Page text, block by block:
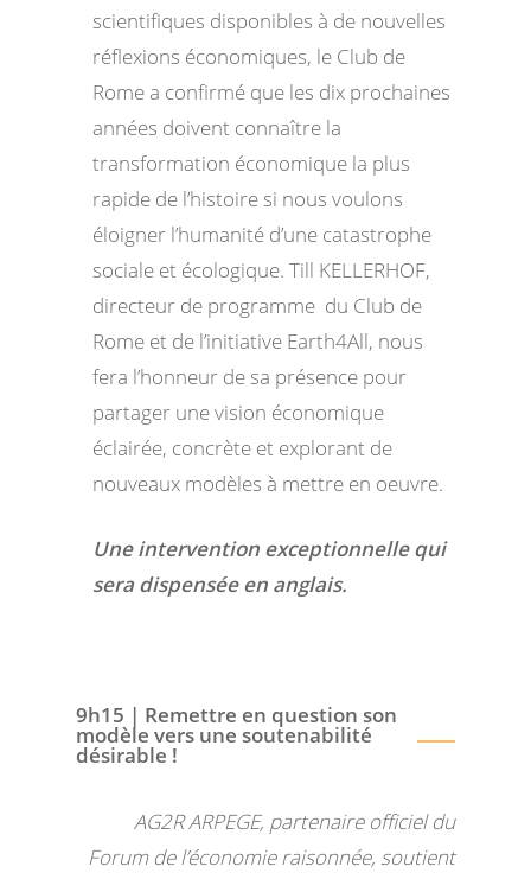
scientifiques disponibles à de nouvelles
réflexions économiques, le Club de
Rome a confirmé que les dix prochaines
années doivent connaître la
transformation économique la plus
rapide de l’histoire si nous voulons
éloigner l’humanité d’une catastrophe
sociale et écologique. Till KELLERHOF,
directeur de programme du Club de
Rome et de l’initiative Earth4All, nous
fera l’honneur de sa présence pour
partager une vision économique
éclairée, concrète et explorant de
nouveaux modèles à mettre en oeuvre.
Une intervention exceptionnelle qui
sera dispensée en anglais.
9h15 | Remettre en question son
modèle vers une soutenabilité
désirable !
AG2R ARPEGE, partenaire officiel du
Forum de l’économie raisonnée, soutient